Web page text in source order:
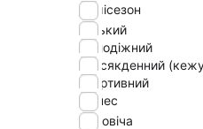
демісезон
міський
молодіжний
повсякденний
спортивний
фітнес
Чоловіча